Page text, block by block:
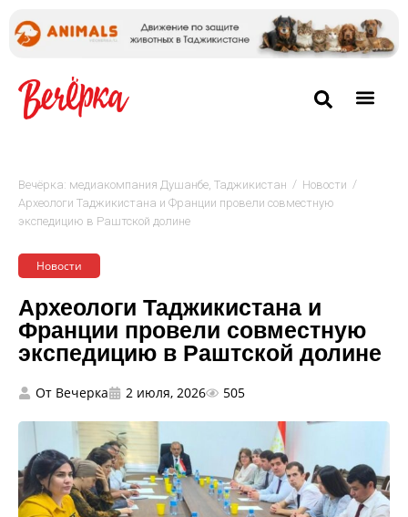
Вечёрка: медиакомпания Душанбе, Таджикистан / Новости /
Археологи Таджикистана и Франции провели совместную
экспедицию в Раштской долине
Новости
Археологи Таджикистана и
Франции провели совместную
экспедицию в Раштской долине
От Вечерка 2 июля, 2026 505